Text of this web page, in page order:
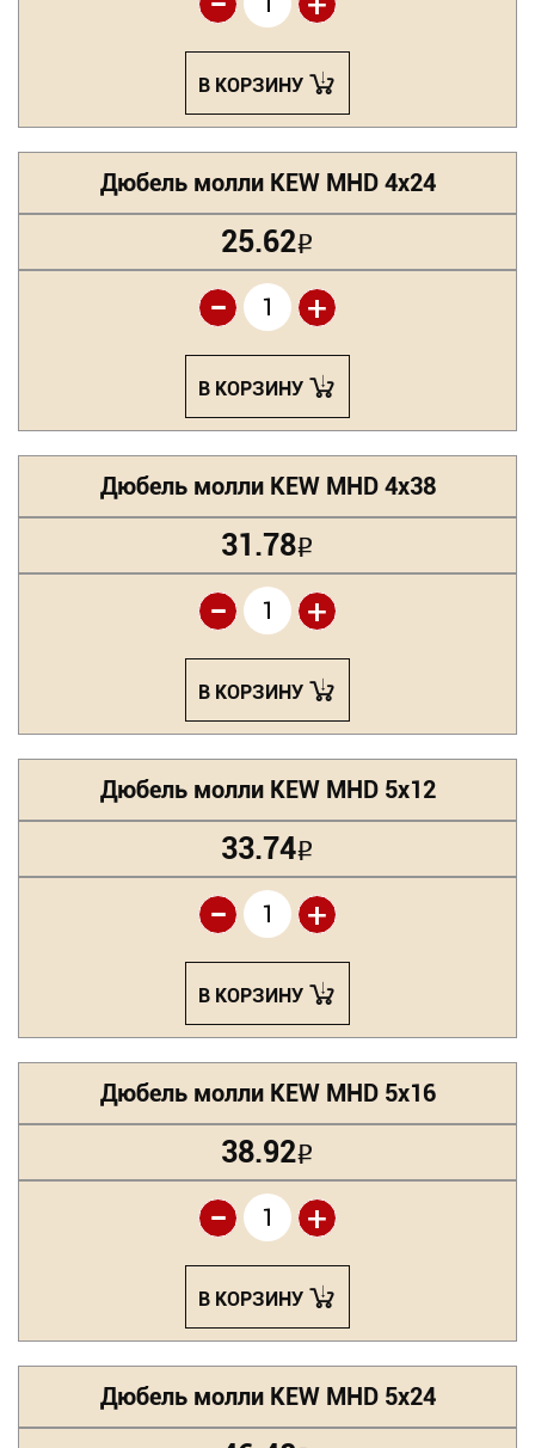
В КОРЗИНУ
Дюбель молли KEW MHD 4х24
25.62Р
+
-
В КОРЗИНУ
Дюбель молли KEW MHD 4х38
31.78Р
+
-
В КОРЗИНУ
Дюбель молли KEW MHD 5х12
33.74Р
+
-
В КОРЗИНУ
Дюбель молли KEW MHD 5х16
38.92Р
+
-
В КОРЗИНУ
Дюбель молли KEW MHD 5х24